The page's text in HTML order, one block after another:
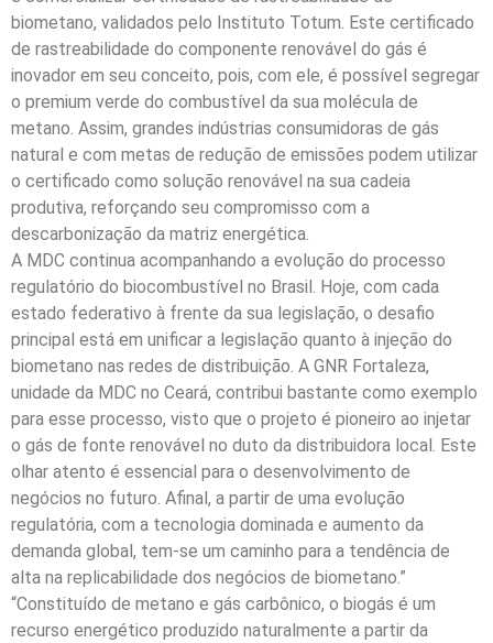
biometano, validados pelo Instituto Totum. Este certificado
de rastreabilidade do componente renovável do gás é
inovador em seu conceito, pois, com ele, é possível segregar
o premium verde do combustível da sua molécula de
metano. Assim, grandes indústrias consumidoras de gás
natural e com metas de redução de emissões podem utilizar
o certificado como solução renovável na sua cadeia
produtiva, reforçando seu compromisso com a
descarbonização da matriz energética.
A MDC continua acompanhando a evolução do processo
regulatório do biocombustível no Brasil. Hoje, com cada
estado federativo à frente da sua legislação, o desafio
principal está em unificar a legislação quanto à injeção do
biometano nas redes de distribuição. A GNR Fortaleza,
unidade da MDC no Ceará, contribui bastante como exemplo
para esse processo, visto que o projeto é pioneiro ao injetar
o gás de fonte renovável no duto da distribuidora local. Este
olhar atento é essencial para o desenvolvimento de
negócios no futuro. Afinal, a partir de uma evolução
regulatória, com a tecnologia dominada e aumento da
demanda global, tem-se um caminho para a tendência de
alta na replicabilidade dos negócios de biometano.”
“Constituído de metano e gás carbônico, o biogás é um
recurso energético produzido naturalmente a partir da